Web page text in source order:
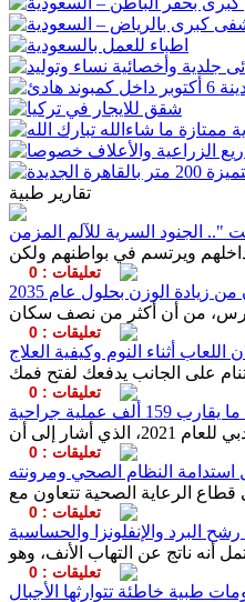
تقارير طبية
".. الجنود السرية للآلم المزمن
تعليقات : 0
الوزن بحلول عام 2035
تعليقات : 0
اللعاب أثناء النوم وكيفية العلاج
تعليقات : 0
عملية جراحية
تعليقات : 0
النظام الصحي ومرونته
تعليقات : 0
البرد والإنفلونزا والحساسية
تعليقات : 0
طبية خاطئة تتوارثها الأجبال